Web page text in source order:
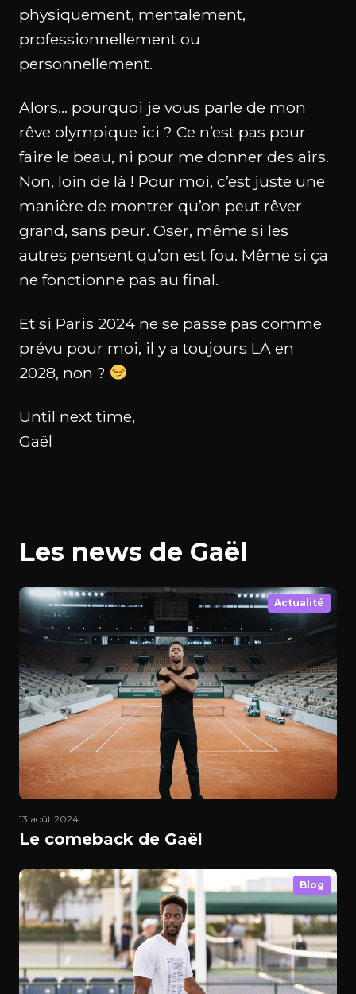
physiquement, mentalement,
professionnellement ou
personnellement.
Alors… pourquoi je vous parle de mon
rêve olympique ici ? Ce n’est pas pour
faire le beau, ni pour me donner des airs.
Non, loin de là ! Pour moi, c’est juste une
manière de montrer qu’on peut rêver
grand, sans peur. Oser, même si les
autres pensent qu’on est fou. Même si ça
ne fonctionne pas au final.
Et si Paris 2024 ne se passe pas comme
prévu pour moi, il y a toujours LA en
2028, non ?
Until next time,
Gaël
Les news de Gaël
Actualité
13 août 2024
Le comeback de Gaël
Blog